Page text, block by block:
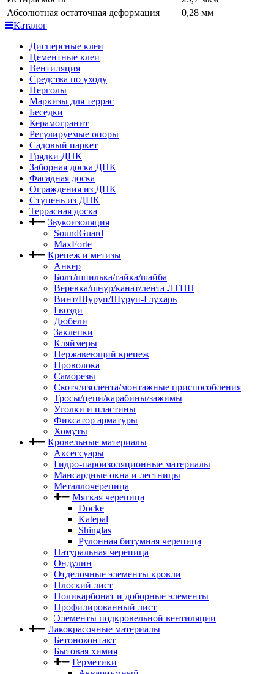
Абсолютная остаточная деформация
0,28 мм
Каталог
Дисперсные клеи
Цементные клеи
Вентиляция
Средства по уходу
Перголы
Маркизы для террас
Беседки
Керамогранит
Регулируемые опоры
Садовый паркет
Грядки ДПК
Заборная доска ДПК
Фасадная доска
Ограждения из ДПК
Ступень из ДПК
Террасная доска
Звукоизоляция
SoundGuard
MaxForte
Крепеж и метизы
Анкер
Болт/шпилька/гайка/шайба
Веревка/шнур/канат/лента ЛТПП
Винт/Шуруп/Шуруп-Глухарь
Гвозди
Дюбели
Заклепки
Кляймеры
Нержавеющий крепеж
Проволока
Саморезы
Скотч/изолента/монтажные приспособления
Тросы/цепи/карабины/зажимы
Уголки и пластины
Фиксатор арматуры
Хомуты
Кровельные материалы
Аксессуары
Гидро-пароизоляционные материалы
Мансардные окна и лестницы
Металлочерепица
Мягкая черепица
Docke
Katepal
Shinglas
Рулонная битумная черепица
Натуральная черепица
Ондулин
Отделочные элементы кровли
Плоский лист
Поликарбонат и доборные элементы
Профилированный лист
Элементы подкровельной вентиляции
Лакокрасочные материалы
Бетоноконтакт
Бытовая химия
Герметики